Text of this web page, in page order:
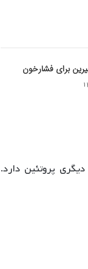
برای فشارخون
پروتئین دارد.